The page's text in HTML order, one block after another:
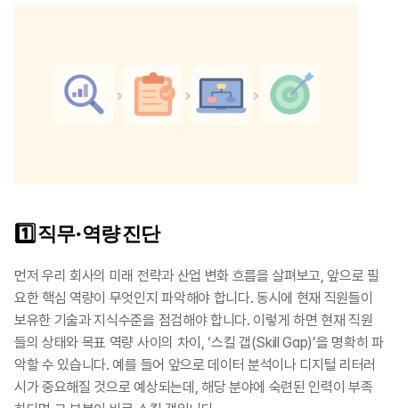
​1️⃣ 직무·역량 진단
먼저 우리 회사의 미래 전략과 산업 변화 흐름을 살펴보고, 앞으로 필
요한 핵심 역량이 무엇인지 파악해야 합니다. 동시에 현재 직원들이
보유한 기술과 지식수준을 점검해야 합니다. 이렇게 하면 현재 직원
들의 상태와 목표 역량 사이의 차이, ‘스킬 갭(Skill Gap)’을 명확히 파
악할 수 있습니다. 예를 들어 앞으로 데이터 분석이나 디지털 리터러
시가 중요해질 것으로 예상되는데, 해당 분야에 숙련된 인력이 부족